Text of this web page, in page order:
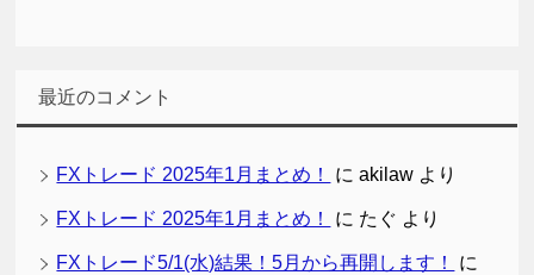
最近のコメント
FXトレード 2025年1月まとめ！ にakilaw より
FXトレード 2025年1月まとめ！ に たぐ より
FXトレード5/1(水)結果！5月から再開します！
に